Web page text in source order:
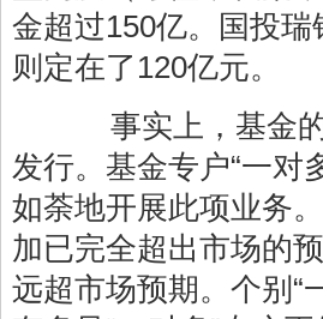
金超过150亿。国投
则定在了120亿元。
事实上，基金的
发行。基金专户“一对
如荼地开展此项业务
加已完全超出市场的
远超市场预期。个别“